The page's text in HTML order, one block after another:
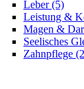
Leber (5)
Leistung &
Magen &
Seelisches
Zahnpflege